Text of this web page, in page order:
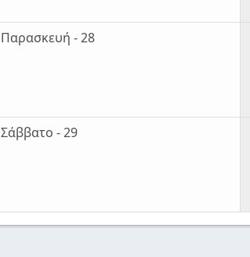
Παρασκευή - 28
Σάββατο - 29